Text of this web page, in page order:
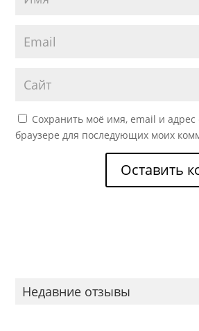
Сохранить моё имя, email и адрес
браузере для последующих моих
Недавние отзывы